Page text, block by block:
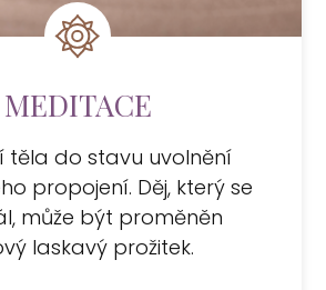
MEDITACE
těla do stavu uvolnění
propojení. Děj, který se
může být proměněn
laskavý prožitek.